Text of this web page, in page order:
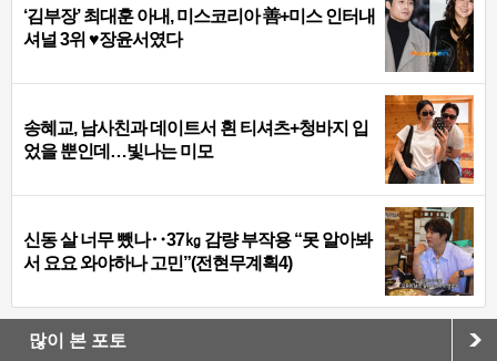
‘김부장’ 최대훈 아내, 미스코리아 善+미스 인터내
셔널 3위 ♥장윤서였다
송혜교, 남사친과 데이트서 흰 티셔츠+청바지 입
었을 뿐인데…빛나는 미모
신동 살 너무 뺐나‥37㎏ 감량 부작용 “못 알아봐
서 요요 와야하나 고민”(전현무계획4)
많이 본 포토